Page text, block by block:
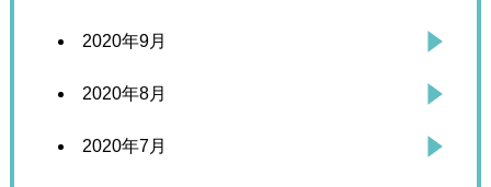
2020年9月
2020年8月
2020年7月